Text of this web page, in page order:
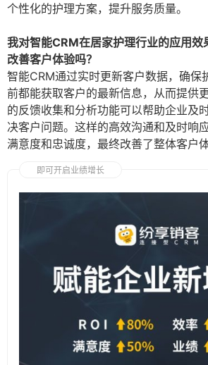
个性化的护理方案，提升服务质量。
我对智能CRM在居家护理行业的应用效
改善客户体验吗？
智能CRM通过实时更新客户数据，确保
前都能获取客户的最新信息，从而提供
的反馈收集和分析功能可以帮助企业及
决客户问题。这样的高效沟通和及时响
满意度和忠诚度，最终改善了整体客户体
即可开启业绩增长